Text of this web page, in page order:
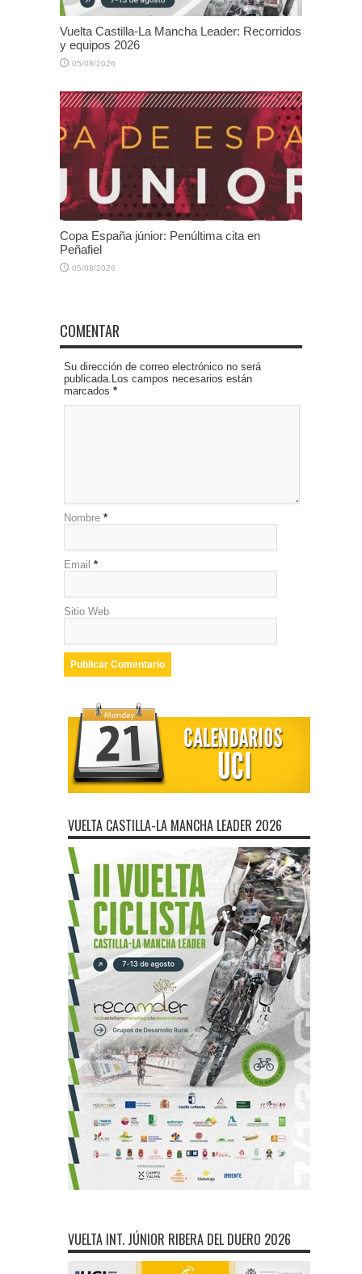
Vuelta Castilla-La Mancha Leader: Recorridos
y equipos 2026
05/08/2026
Copa España júnior: Penúltima cita en
Peñafiel
05/08/2026
COMENTAR
Su dirección de correo electrónico no será
publicada.Los campos necesarios están
marcados *
Nombre *
Email *
Sitio Web
VUELTA CASTILLA-LA MANCHA LEADER 2026
VUELTA INT. JÚNIOR RIBERA DEL DUERO 2026